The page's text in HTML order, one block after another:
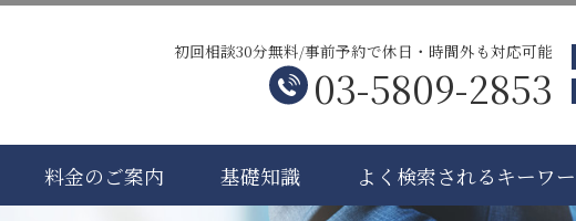
初回相談30分無料/事前予約で休日・時間外も対応可能
03-5809-2853
料金のご案内 基礎知識 よく検索されるキーワ